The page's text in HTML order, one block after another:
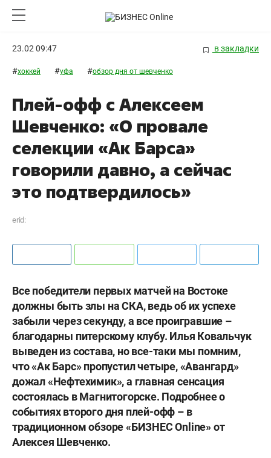
23.02 09:47 в закладки
#хоккей #уфа #обзор дня от шевченко
Плей-офф с Алексеем
Шевченко: «О провале
селекции «Ак Барса»
говорили давно, а сейчас
это подтвердилось»
erid:
Все победители первых матчей на Востоке
должны быть злы на СКА, ведь об их успехе
забыли через секунду, а все проигравшие –
благодарны питерскому клубу. Илья Ковальчук
выведен из состава, но все-таки мы помним,
что «Ак Барс» пропустил четыре, «Авангард»
дожал «Нефтехимик», а главная сенсация
состоялась в Магнитогорске. Подробнее о
событиях второго дня плей-офф – в
традиционном обзоре «БИЗНЕС Online» от
Алексея Шевченко.